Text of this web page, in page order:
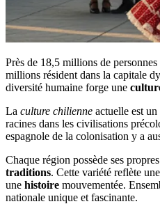
Près de 18,5 millions de
millions résident dans la capitale
diversité humaine forge une
La culture chilienne actuelle est
racines dans les civilisations
espagnole de la colonisation y a
Chaque région possède ses
traditions. Cette variété reflète
une histoire mouvementée.
nationale unique et fascinante.